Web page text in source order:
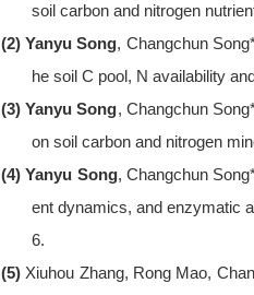
soil carbon and nitrogen
(2)Yanyu Song, Changchun
he soil C pool, N availability
(3)Yanyu Song, Changchun
on soil carbon and nitrogen
(4)Yanyu Song, Changchun
ent dynamics, and enzymatic
6.
(5) Xiuhou Zhang, Rong Mao,